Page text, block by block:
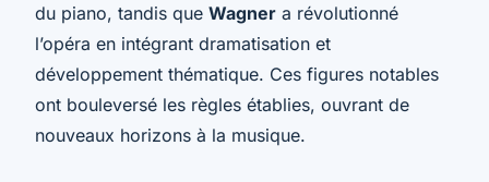
du piano, tandis que Wagner a révolutionné
l’opéra en intégrant dramatisation et
développement thématique. Ces figures notables
ont bouleversé les règles établies, ouvrant de
nouveaux horizons à la musique.